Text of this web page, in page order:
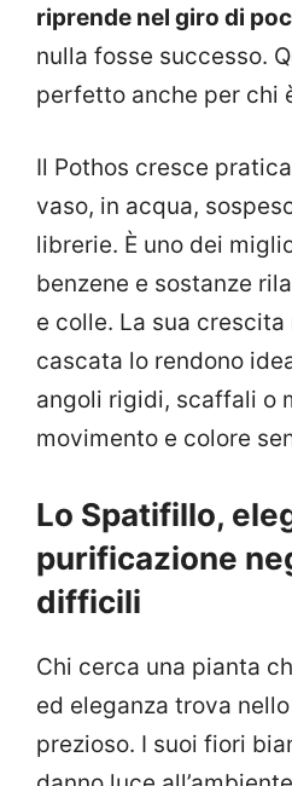
riprende nel giro di
nulla fosse successo.
perfetto anche per chi
Il Pothos cresce
vaso, in acqua,
librerie. È uno dei
benzene e sostanze
e colle. La sua
cascata lo rendono
angoli rigidi, scaffali o
movimento e colore
Lo Spatifillo,
purificazione
difficili
Chi cerca una pianta
ed eleganza trova
prezioso. I suoi fiori